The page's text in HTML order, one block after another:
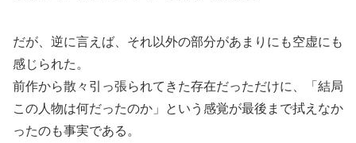
だが、逆に言えば、それ以外の部分があまりにも空虚にも
感じられた。
前作から散々引っ張られてきた存在だっただけに、「結局
この人物は何だったのか」という感覚が最後まで拭えなか
ったのも事実である。